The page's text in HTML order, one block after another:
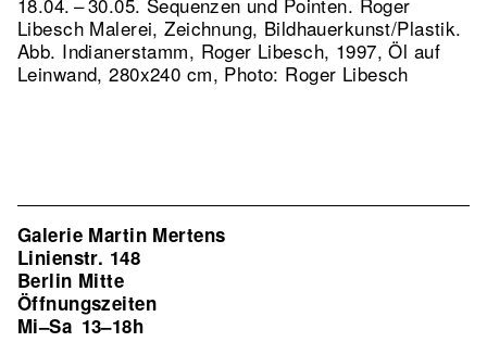
Libesch Malerei, Zeichnung, Bildhauerkunst/Plastik.
Abb. Indianerstamm, Roger Libesch, 1997, Öl auf
Leinwand, 280x240 cm, Photo: Roger Libesch
Galerie Martin Mertens
Linienstr. 148
Berlin Mitte
Öffnungszeiten
Mi–Sa 13–18h